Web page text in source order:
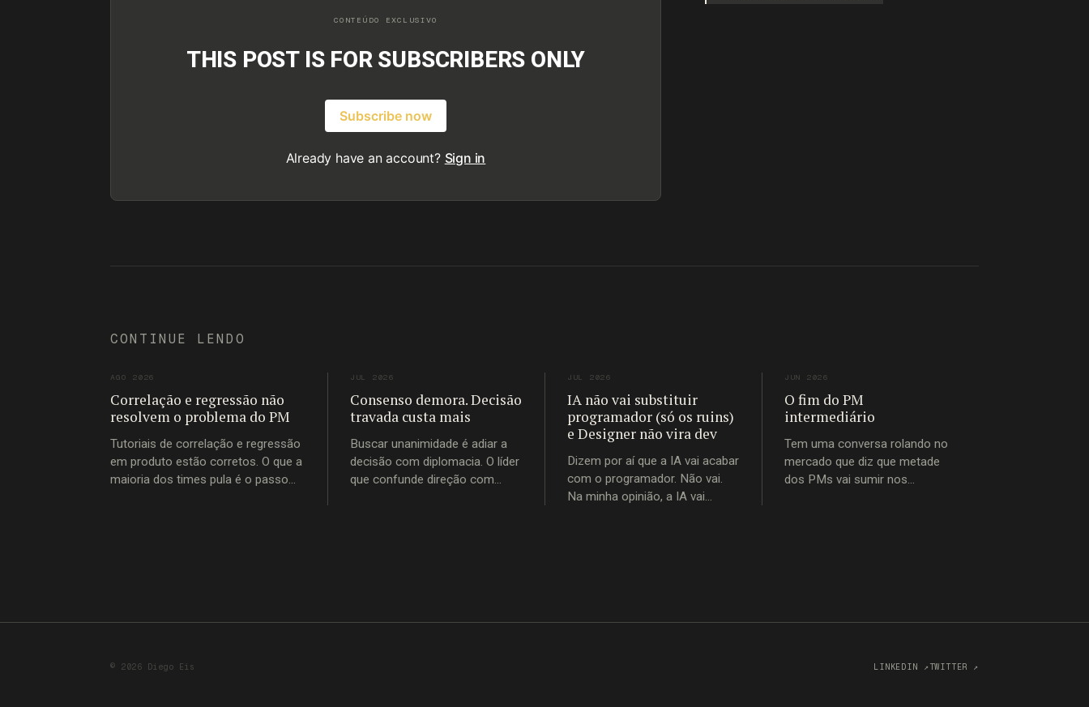
THIS POST IS FOR SUBSCRIBERS ONLY
Subscribe now
Already have an account? Sign in
CONTINUE LENDO
AGO 2026
Correlação e regressão não
resolvem o problema do PM
Tutoriais de correlação e regressão
em produto estão corretos. O que a
maioria dos times pula é o passo
JUL 2026
Consenso demora. Decisão
travada custa mais
Buscar unanimidade é adiar a
decisão com diplomacia. O líder
que confunde direção com
JUL 2026
IA não vai substituir
programador (só os ruins)
e Designer não vira dev
Dizem por aí que a IA vai acabar
com o programador. Não vai.
Na minha opinião, a IA vai
copiando trecho de código do
JUN 2026
O fim do PM
intermediário
Tem uma conversa rolando no
mercado que diz que metade
dos PMs vai sumir nos
© 2026 Diego Eis LINKEDIN ↗ TWITTER ↗